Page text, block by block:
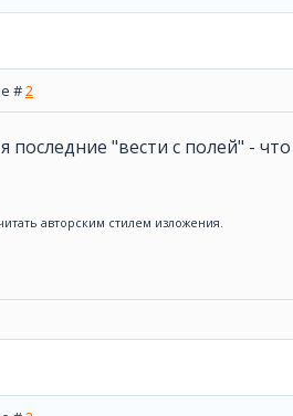
#2
последние "вести с полей" -
авторским стилем изложения.